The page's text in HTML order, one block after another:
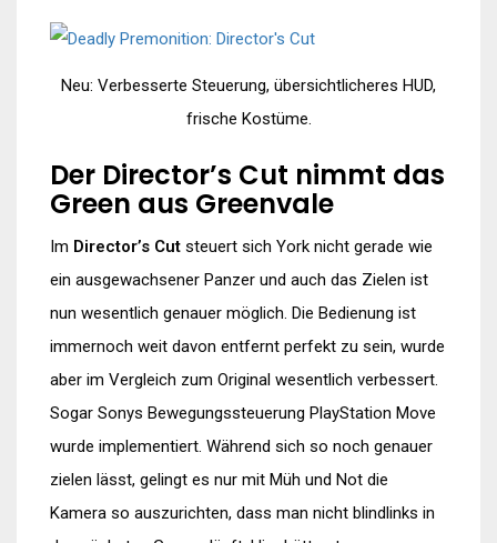
Neu: Verbesserte Steuerung, übersichtlicheres HUD,
frische Kostüme.
Der Director’s Cut nimmt das
Green aus Greenvale
Im Director’s Cut steuert sich York nicht gerade wie
ein ausgewachsener Panzer und auch das Zielen ist
nun wesentlich genauer möglich. Die Bedienung ist
immernoch weit davon entfernt perfekt zu sein, wurde
aber im Vergleich zum Original wesentlich verbessert.
Sogar Sonys Bewegungssteuerung PlayStation Move
wurde implementiert. Während sich so noch genauer
zielen lässt, gelingt es nur mit Müh und Not die
Kamera so auszurichten, dass man nicht blindlinks in